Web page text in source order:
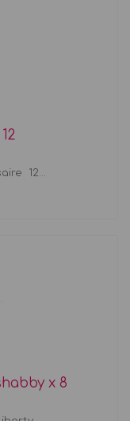
12...
x 8